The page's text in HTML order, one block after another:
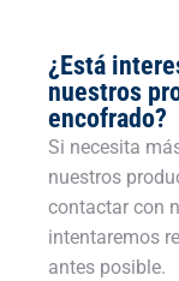
¿Está
nuestros
encofrado?
Si necesita
nuestros
contactar con
intentaremos
antes posible.